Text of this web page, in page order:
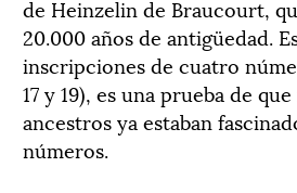
de Heinzelin de Braucourt,
20.000 años de antigüedad.
inscripciones de cuatro
17 y 19), es una prueba de
ancestros ya estaban
números.